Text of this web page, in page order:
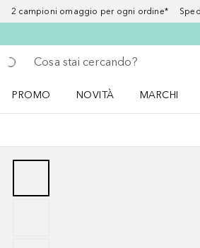
2 campioni omaggio per ogni ordine*
Torna indietro
Esegui ricerca
PROMO
NOVITÀ
MARCHI